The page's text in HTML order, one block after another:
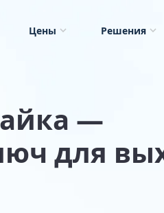
Цены Решения
—
для